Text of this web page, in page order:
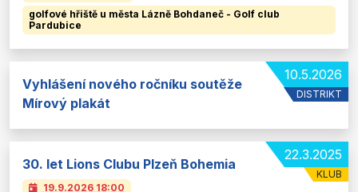
golfové hřiště u města Lázně Bohdaneč - Golf club
Pardubice
10.5.2026
DISTRIKT
Vyhlášení nového ročníku soutěže
Mírový plakát
22.3.2025
KLUB
30. let Lions Clubu Plzeň Bohemia
19.9.2026 18:00